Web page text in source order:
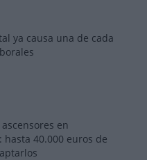
ya causa una de cada
en
hasta 40.000 euros de